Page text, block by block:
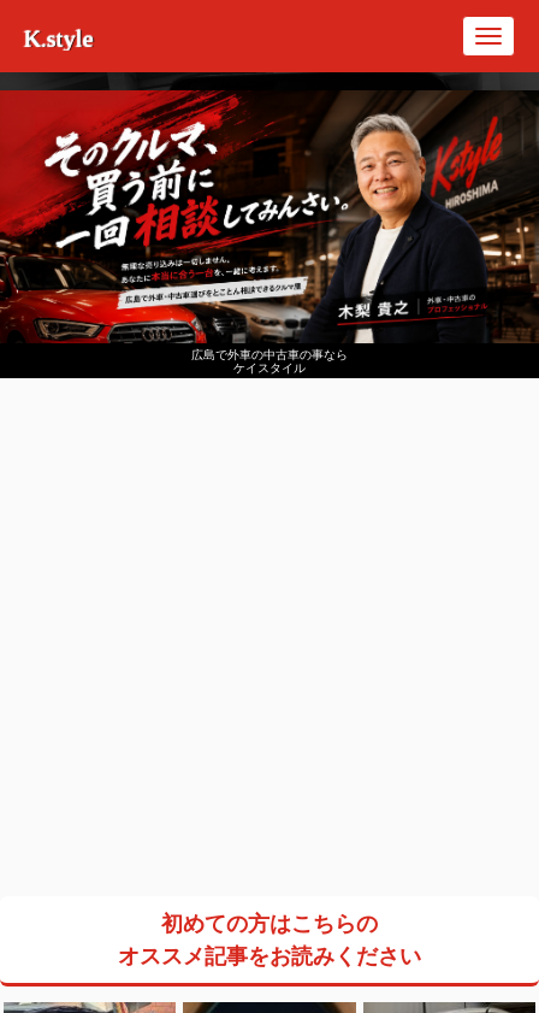
広島で外車の中古車の事なら
ケイスタイル
K.style
初めての方はこちらの
オススメ記事をお読みください